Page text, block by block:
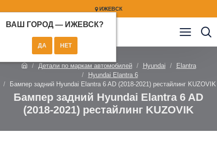
ИЖЕВСК
ВАШ ГОРОД — ИЖЕВСК?
Детали по маркам автомобилей Hyundai
Elantra
Hyundai Elantra 6
Бампер задний Hyundai Elantra 6 AD (2018-2021) рестайлинг KUZOVIK
Бампер задний Hyundai Elantra 6 AD
(2018-2021) рестайлинг KUZOVIK